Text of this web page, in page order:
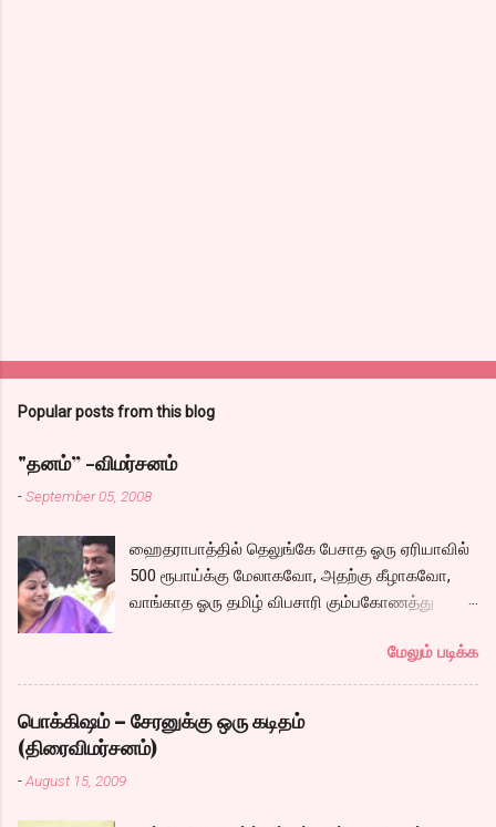
Popular posts from this blog
"தனம்” -விமர்சனம்
-September 05, 2008
ஹைதராபாத்தில் தெலுங்கே பேசாத ஓரு ஏரியாவில்
500 ரூபாய்க்கு மேலாகவோ, அதற்கு கீழாகவோ,
வாங்காத ஓரு தமிழ் விபசாரி கும்பகோணத்து
வாழ்கைபடுகிறாள். அவளுடய வாழ்கை எப்படி
அமைந்தது? என்ற ஓரு நல்ல லைனை , சங்கீதா
தன்னுடய இடுப்பை சுழற்றி, சுழற்றி நடப்பதை போல்
சும்மா, சுத்தி, சுத்தி குழப்பி, நம்பமுடியாத
திரைக்கதையால் சொதப்பி,சங்கீதாவை ஏதோ
மேலும் படிக்க
பொக்கிஷம் – சேரனுக்கு ஒரு கடிதம்
(திரைவிமர்சனம்)
-August 15, 2009